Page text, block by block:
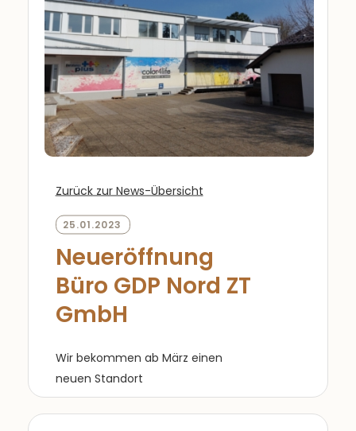
Zurück zur News-Übersicht
25.01.2023
Neueröffnung
Büro GDP Nord ZT
GmbH
Wir bekommen ab März einen
neuen Standort